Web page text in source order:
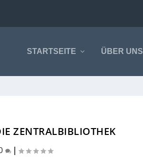
STARTSEITE ÜBER UNS
ZENTRALBIBLIOTHEK
|